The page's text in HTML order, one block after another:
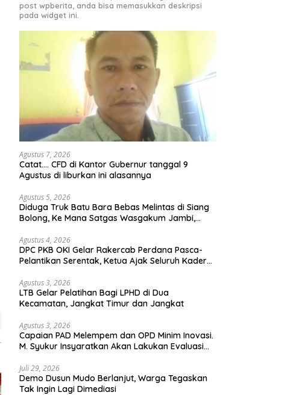
post wpberita, anda bisa memasukkan deskripsi
pada widget ini.
Agustus 7, 2026
Catat…. CFD di Kantor Gubernur tanggal 9
Agustus di liburkan ini alasannya
Agustus 5, 2026
Diduga Truk Batu Bara Bebas Melintas di Siang
Bolong, Ke Mana Satgas Wasgakum Jambi,
Agustus 4, 2026
DPC PKB OKI Gelar Rakercab Perdana Pasca-
Pelantikan Serentak, Ketua Ajak Seluruh Kader
Agustus 3, 2026
LTB Gelar Pelatihan Bagi LPHD di Dua
Kecamatan, Jangkat Timur dan Jangkat
Agustus 3, 2026
Capaian PAD Melempem dan OPD Minim Inovasi.
M. Syukur Insyaratkan Akan Lakukan Evaluasi
Juli 29, 2026
Demo Dusun Mudo Berlanjut, Warga Tegaskan
Tak Ingin Lagi Dimediasi